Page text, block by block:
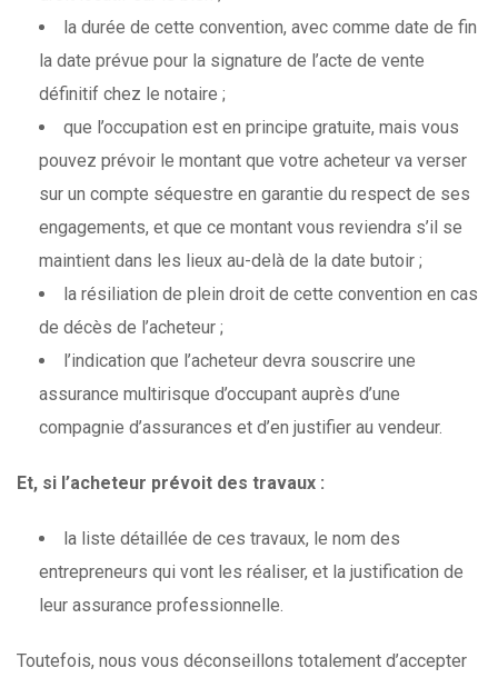
la durée de cette convention, avec comme date de fin
la date prévue pour la signature de l’acte de vente
définitif chez le notaire ;
que l’occupation est en principe gratuite, mais vous
pouvez prévoir le montant que votre acheteur va verser
sur un compte séquestre en garantie du respect de ses
engagements, et que ce montant vous reviendra s’il se
maintient dans les lieux au-delà de la date butoir ;
la résiliation de plein droit de cette convention en cas
de décès de l’acheteur ;
l’indication que l’acheteur devra souscrire une
assurance multirisque d’occupant auprès d’une
compagnie d’assurances et d’en justifier au vendeur.
Et, si l’acheteur prévoit des travaux :
la liste détaillée de ces travaux, le nom des
entrepreneurs qui vont les réaliser, et la justification de
leur assurance professionnelle.
Toutefois, nous vous déconseillons totalement d’accepter